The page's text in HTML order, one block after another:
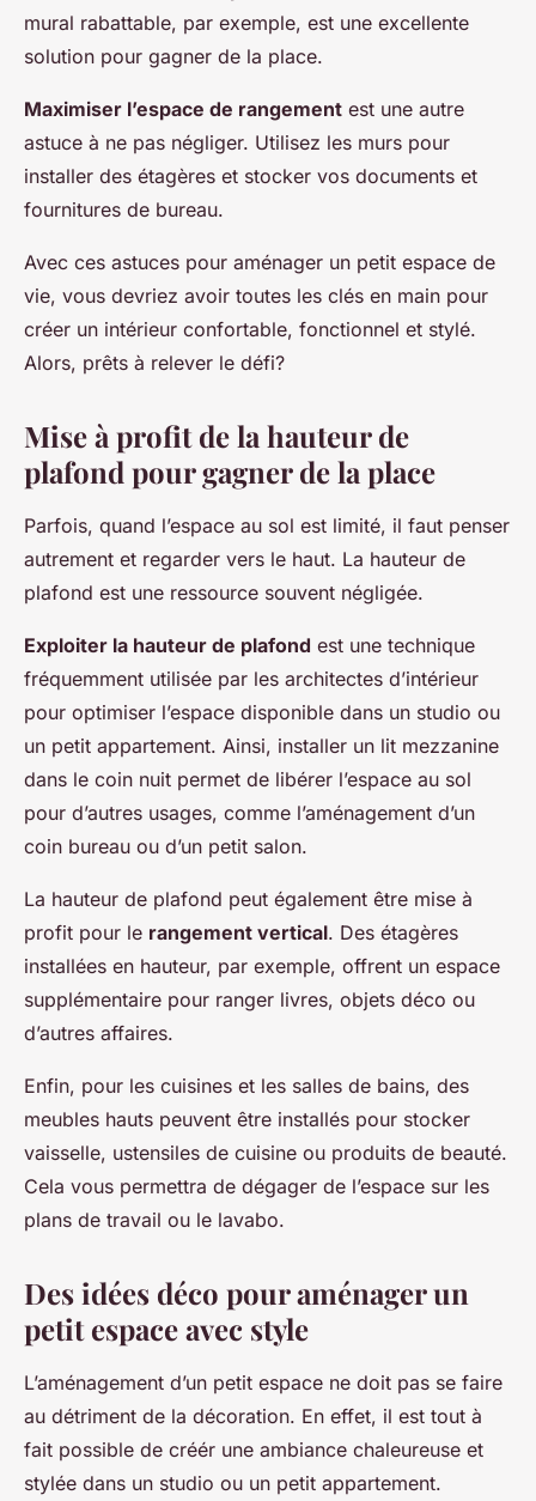
mural rabattable, par exemple, est une excellente
solution pour gagner de la place.
Maximiser l’espace de rangement est une autre
astuce à ne pas négliger. Utilisez les murs pour
installer des étagères et stocker vos documents et
fournitures de bureau.
Avec ces astuces pour aménager un petit espace de
vie, vous devriez avoir toutes les clés en main pour
créer un intérieur confortable, fonctionnel et stylé.
Alors, prêts à relever le défi?
Mise à profit de la hauteur de
plafond pour gagner de la place
Parfois, quand l’espace au sol est limité, il faut penser
autrement et regarder vers le haut. La hauteur de
plafond est une ressource souvent négligée.
Exploiter la hauteur de plafond est une technique
fréquemment utilisée par les architectes d’intérieur
pour optimiser l’espace disponible dans un studio ou
un petit appartement. Ainsi, installer un lit mezzanine
dans le coin nuit permet de libérer l’espace au sol
pour d’autres usages, comme l’aménagement d’un
coin bureau ou d’un petit salon.
La hauteur de plafond peut également être mise à
profit pour le rangement vertical. Des étagères
installées en hauteur, par exemple, offrent un espace
supplémentaire pour ranger livres, objets déco ou
d’autres affaires.
Enfin, pour les cuisines et les salles de bains, des
meubles hauts peuvent être installés pour stocker
vaisselle, ustensiles de cuisine ou produits de beauté.
Cela vous permettra de dégager de l’espace sur les
plans de travail ou le lavabo.
Des idées déco pour aménager un
petit espace avec style
L’aménagement d’un petit espace ne doit pas se faire
au détriment de la décoration. En effet, il est tout à
fait possible de créér une ambiance chaleureuse et
stylée dans un studio ou un petit appartement.